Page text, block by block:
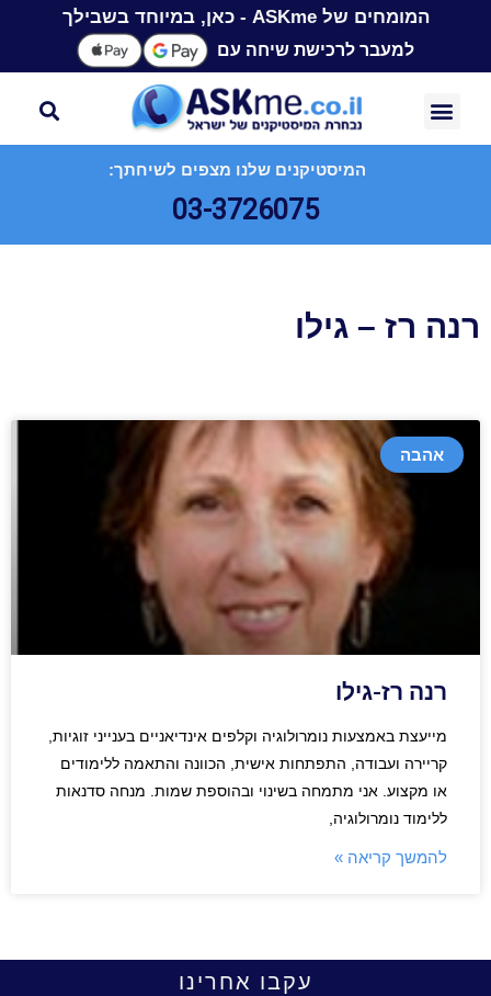
המומחים של ASKme - כאן, במיוחד בשבילך
למעבר לרכישת שיחה עם
המיסטיקנים שלנו מצפים לשיחתך:
03-3726075
רנה רז – גילו
אהבה
רנה רז-גילו
מייעצת באמצעות נומרולוגיה וקלפים אינדיאניים בענייני זוגיות,
קריירה ועבודה, התפתחות אישית, הכוונה והתאמה ללימודים
או מקצוע. אני מתמחה בשינוי ובהוספת שמות. מנחה סדנאות
ללימוד נומרולוגיה,
להמשך קריאה »
עקבו אחרינו